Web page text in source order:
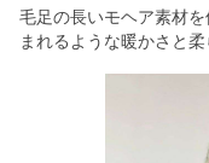
毛足の長いモヘア素材
まれるような暖かさと